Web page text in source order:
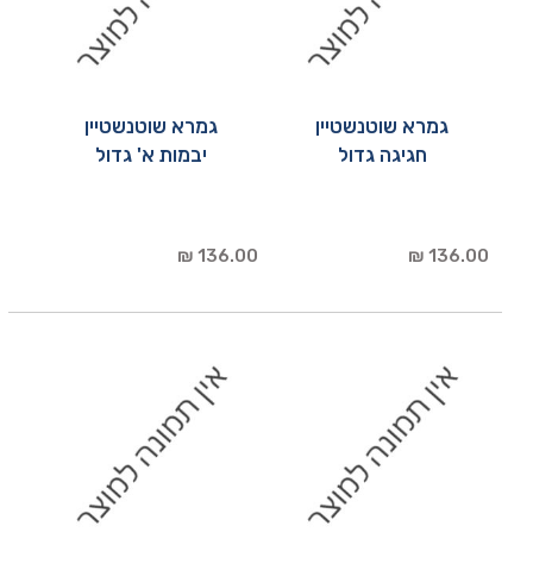
גמרא שוטנשטיין
חגיגה גדול
136.00 ₪
גמרא שוטנשטיין
יבמות א' גדול
136.00 ₪